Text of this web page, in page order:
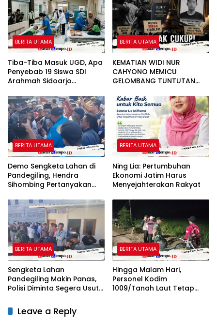
BERITA UTAMA
Tiba-Tiba Masuk UGD, Apa
Penyebab 19 Siswa SDI
Arahmah Sidoarjo
BERITA UTAMA
KEMATIAN WIDI NUR
CAHYONO MEMICU
GELOMBANG TUNTUTAN
TAK MENJAWAB
PERTANYAAN HUKUM,
DESAKAN PROSES PIDANA
MENGUAT
BERITA UTAMA
Demo Sengketa Lahan di
Pandegiling, Hendra
Sihombing Pertanyakan
BERITA UTAMA
Ning Lia: Pertumbuhan
Ekonomi Jatim Harus
Menyejahterakan Rakyat
BERITA UTAMA
Sengketa Lahan
Pandegiling Makin Panas,
Polisi Diminta Segera Usut
Kegaduhan Di Surabaya
BERITA UTAMA
Hingga Malam Hari,
Personel Kodim
1009/Tanah Laut Tetap
Leave a Reply